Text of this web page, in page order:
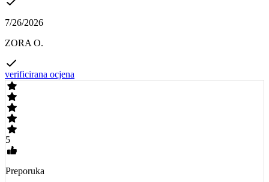
7/26/2026
ZORA O.
verificirana ocjena
5
Preporuka